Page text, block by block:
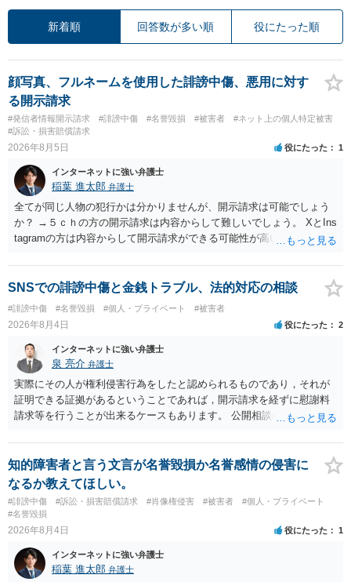
新着順 回答数が多い順 役にたった順
顔写真、フルネームを使用した誹謗中傷、悪用に対す
る開示請求
#発信者情報開示請求 #誹謗中傷 #名誉毀損 #被害者
#ネット上の個人特定被害
#訴訟・損害賠償請求
2026年8月5日 役にたった 1
インターネットに強い弁護士
稲葉 進太郎 弁護士
全てが同じ人物の犯行かは分かりませんが、開示請求は可能でしょう
か？ →５ｃｈの方の開示請求は内容からして難しいでしょう。 XとIns
tagramの方は内容からして開示請求ができる可能性が高いでしょう。
いでしょう。７月中にアカウントが削除されている場合、今から進め
ても失敗する可能性が高いように思われます。 相手を特定できた場
合、相手に全ての弁護士費用を負担させることは可能でしょうか？ →
訴訟外の交渉で相手方が認めれば負担させることができるでしょう。
訴訟で判決となった場合は、実際の弁護士費用が認められる場合と認
められない場合があり何ともいえないところでしょう。
SNSでの誹謗中傷と金銭トラブル、法的対応の相談
#誹謗中傷 #名誉毀損 #個人・プライベート #被害者
2026年8月4日 役にたった 2
インターネットに強い弁護士
泉 亮介 弁護士
実際にその人が権利侵害行為をしたと認められるものであり，それが
証明できる証拠があるということであれば，開示請求を経ずに慰謝料
請求等を行うことが出来るケースもあります。 公開相談の場では回答
に個別に相談されると良いでしょう。
知的障害者と言う文言が名誉毀損か名誉感情の侵害に
なるか教えてほしい。
#誹謗中傷 #訴訟・損害賠償請求 #肖像権侵害 #被害者
#個人・プライベート
#名誉毀損
2026年8月4日 役にたった 1
インターネットに強い弁護士
稲葉 進太郎 弁護士